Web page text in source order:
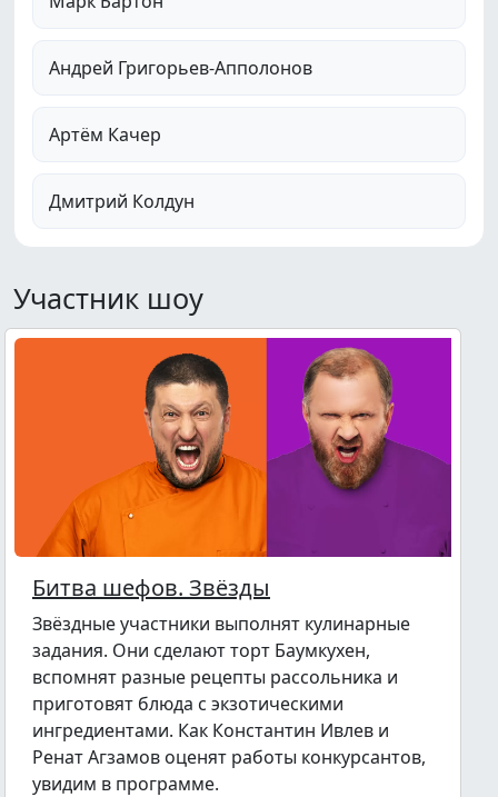
Андрей Григорьев-Апполонов
Артём Качер
Дмитрий Колдун
Участник шоу
Битва шефов. Звёзды
Звёздные участники выполнят кулинарные
задания. Они сделают торт Баумкухен,
вспомнят разные рецепты рассольника и
приготовят блюда с экзотическими
ингредиентами. Как Константин Ивлев и
Ренат Агзамов оценят работы конкурсантов,
увидим в программе.